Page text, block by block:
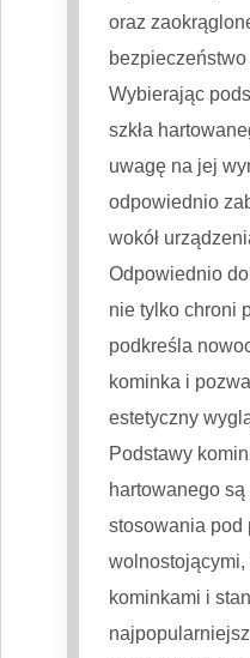
oraz
Wybierając
szkła
uwagę na jej
odpowiednio
wokół
Odpowiednio
nie tylko chroni
podkreśla
kominka i
estetyczny
Podstawy
hartowanego
stosowania pod
wolnostojącymi,
kominkami i